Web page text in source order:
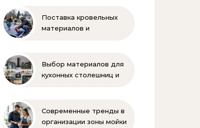
Поставка кровельных
материалов и
Выбор материалов для
кухонных столешниц и
Современные тренды в
организации зоны мойки